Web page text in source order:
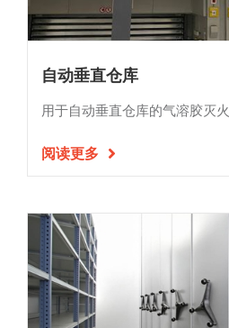
自动垂直仓库
用于自动垂直仓库的气溶胶灭火
阅读更多 